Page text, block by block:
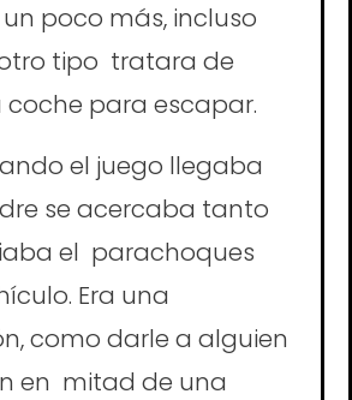
poco más, incluso
tipo tratara de
coche para escapar.
el juego llegaba
se acercaba tanto
el parachoques
Era una
como darle a alguien
en mitad de una